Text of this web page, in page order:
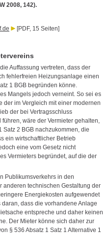
2008, 142).
[PDF, 15 Seiten]
Auffassung vertreten, dass der
fehlerfreien Heizungsanlage einen
1 BGB begründen könne.
Mangels jedoch verneint. So sei es
im Vergleich mit einer modernen
der bei Vertragsschluss
wäre der Vermieter gehalten,
Satz 2 BGB nachzukommen, die
ein wirtschaftlicher Betrieb
eine vom Gesetz nicht
Vermieters begründet, auf die der
Publikumsverkehrs in den
anderen technischen Gestaltung der
Energiekosten aufgewendet
dass die vorhandene Anlage
entspreche und daher keinen
Der Mieter könne sich daher zur
§ 536 Absatz 1 Satz 1 Alternative 1